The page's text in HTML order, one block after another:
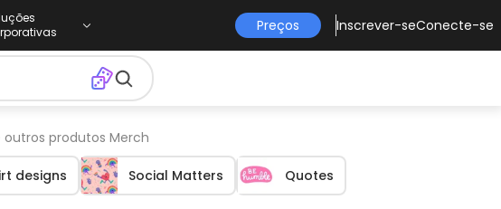
Preços Inscrever-seConecte-se
outros produtos Merch
designs Social Matters Quotes